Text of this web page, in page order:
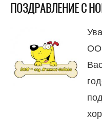
ПОЗДРАВЛЕНИЕ С